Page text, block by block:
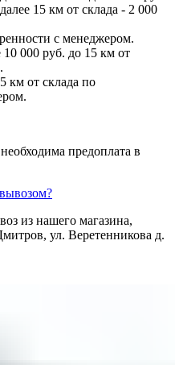
15 км от склада - 2 000
с менеджером.
000 руб. до 15 км от
км от склада по
предоплата в
из нашего магазина,
ул. Веретенникова д.